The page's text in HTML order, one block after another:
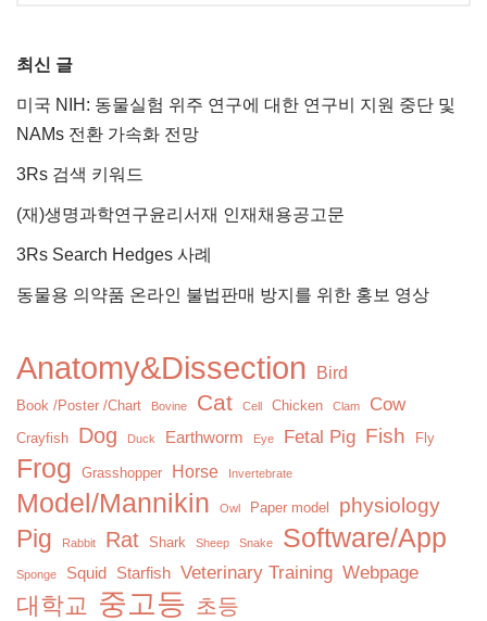
최신 글
미국 NIH: 동물실험 위주 연구에 대한 연구비 지원 중단 및
NAMs 전환 가속화 전망
3Rs 검색 키워드
(재)생명과학연구윤리서재 인재채용공고문
3Rs Search Hedges 사례
동물용 의약품 온라인 불법판매 방지를 위한 홍보 영상
Anatomy&Dissection Bird
Book /Poster /Chart Bovine Cat Cell Chicken Clam Cow
Crayfish Dog Duck Earthworm Eye Fetal Pig Fish Fly
Frog Grasshopper Horse Invertebrate
Model/Mannikin Owl Paper model physiology
Pig Rabbit Rat Shark Sheep Snake Software/App
Sponge Squid Starfish Veterinary Training Webpage
대학교 중고등 초등